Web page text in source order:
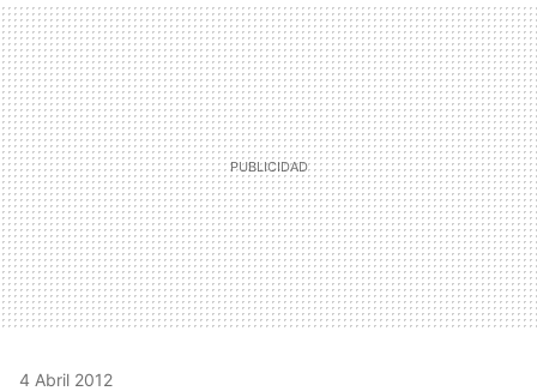
MAIL
4 Abril 2012